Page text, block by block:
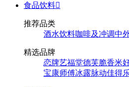
食品饮料
推荐品类
酒水饮料咖啡及冲调中
精选品牌
恋牌艺福堂德芙脆香米
宝康师傅冰露脉动佳得